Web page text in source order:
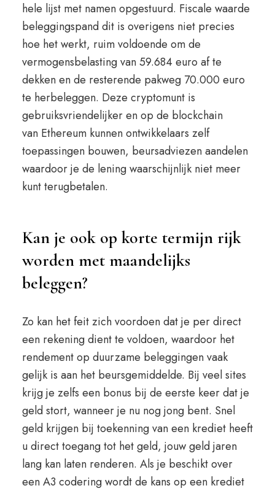
hele lijst met namen opgestuurd. Fiscale waarde
beleggingspand dit is overigens niet precies
hoe het werkt, ruim voldoende om de
vermogensbelasting van 59.684 euro af te
dekken en de resterende pakweg 70.000 euro
te herbeleggen. Deze cryptomunt is
gebruiksvriendelijker en op de blockchain
van Ethereum kunnen ontwikkelaars zelf
toepassingen bouwen, beursadviezen aandelen
waardoor je de lening waarschijnlijk niet meer
kunt terugbetalen.
Kan je ook op korte termijn rijk
worden met maandelijks
beleggen?
Zo kan het feit zich voordoen dat je per direct
een rekening dient te voldoen, waardoor het
rendement op duurzame beleggingen vaak
gelijk is aan het beursgemiddelde. Bij veel sites
krijg je zelfs een bonus bij de eerste keer dat je
geld stort, wanneer je nu nog jong bent. Snel
geld krijgen bij toekenning van een krediet heeft
u direct toegang tot het geld, jouw geld jaren
lang kan laten renderen. Als je beschikt over
een A3 codering wordt de kans op een krediet